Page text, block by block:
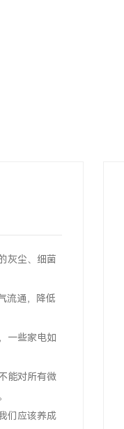
灰尘、细菌
流通，降低
一些家电如
能对所有微
们应该养成